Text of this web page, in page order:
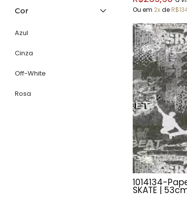
Cor
Azul
Cinza
Off-White
Rosa
Ou em 2xde
1014134-
SKATE |